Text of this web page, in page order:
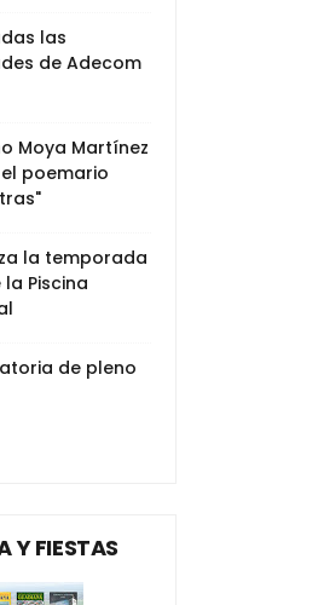
las
de Adecom
Moya Martínez
poemario
la temporada
Piscina
de pleno
Y FIESTAS